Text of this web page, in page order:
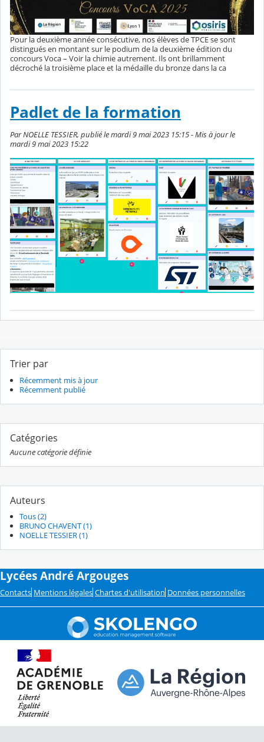
Pour la deuxième année consécutive, nos élèves de TPCE se sont
distingués en montant sur le podium de la deuxième édition du
concours Voca – Voir la chimie autrement. Ils ont brillamment
décroché la troisième place et la médaille du bronze dans la ca
Padlet de la formation
Par NOELLE TESSIER, publié le mardi 9 mai 2023 15:15 - Mis à jour le
mardi 9 mai 2023 15:22
Trier par
Récemment mis à jour
Récemment publié
Catégories
Aucune catégorie définie
Auteurs
Tous (2)
BRUNO CHAVENT (1)
NOELLE TESSIER (1)
Lycées André Argouges
Contacts Mentions légales Chartes d'utilisation Données personnelles